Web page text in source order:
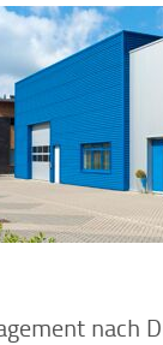
nach